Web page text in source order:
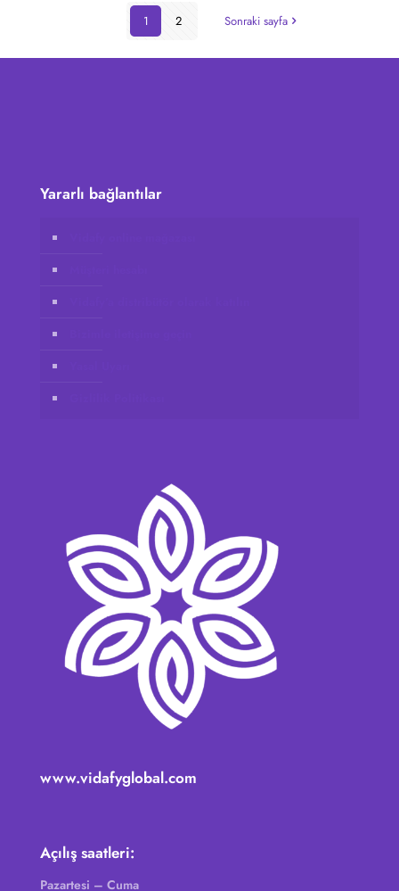
1 2 Sonraki sayfa
Yararlı bağlantılar
www.vidafyglobal.com
Açılış saatleri:
Pazartesi – Cuma